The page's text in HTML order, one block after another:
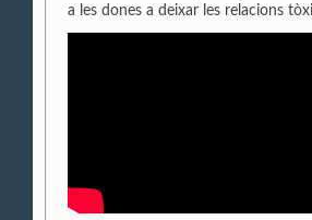
a les dones a deixar les relacions